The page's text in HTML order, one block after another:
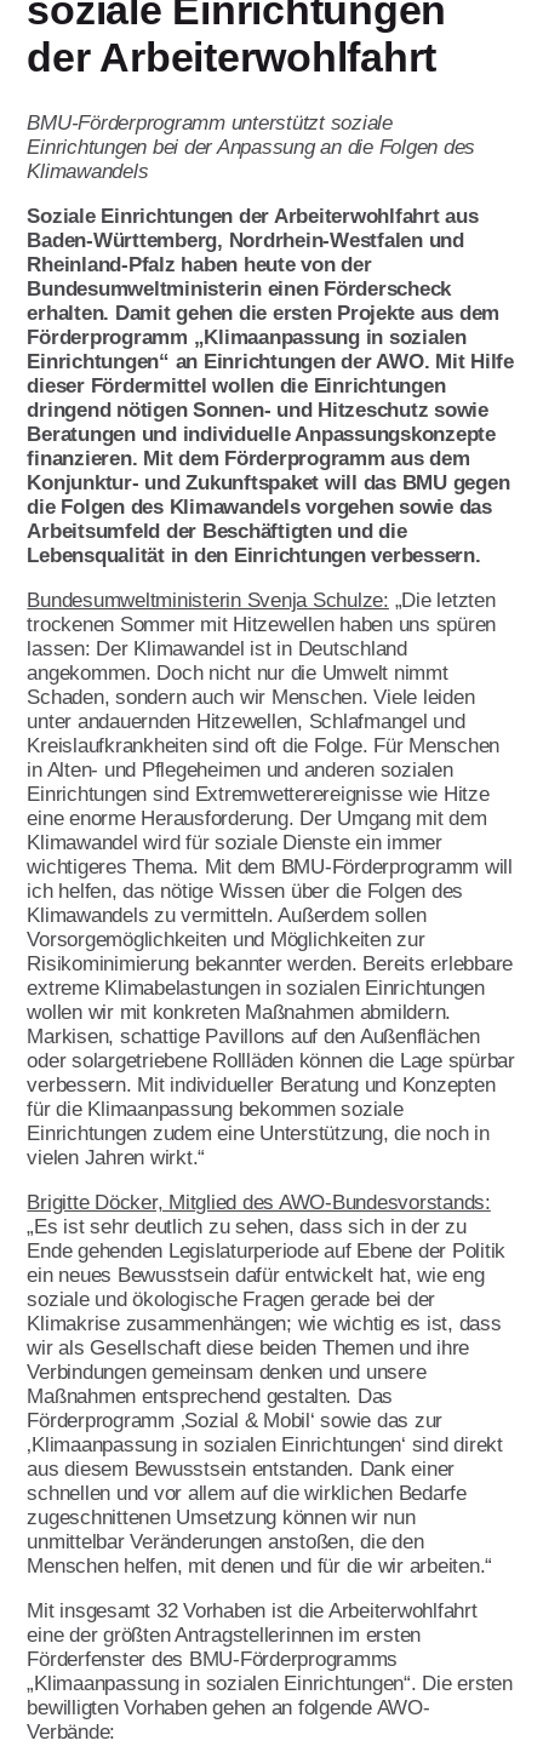
Qualitätsmanagement
Verbandsarbeit
Über uns
Initiative Transparente
Zivilgesellschaft
Verbandsinformationen
Vorstand
Grundsatzprogramm
Satzung
Leitbild
Werte
Statut & Satzung AWO
Bundesverband
AWO Unternehmenskodex
Beschlüsse Landeskonferenzen
Geschäftsstelle
Korporative Partner
Die AWO in Mecklenburg Vorpommern
Oft gefragt in Verband
Stellenangebote
Initiative Transparente Zivilgesellschaft
Ehrenamt
Geschäftsstelle
Kinder- und Jugendhilfe
Aktivitäten im Land
Ortsvereine
Kopiervorlagen
Lotte Lemke Engagement Preis
Download & Formulare
Presse
Marie macht's
Wir feiern 100 Jahre AWO
Armutsstudie
Ausstellung Gesichter der Armut
100 Menschen und jeder spielt eine
Hauptrolle
AWO gegen Rassismus
Intern
Kontakt
soziale Einrichtungen
der Arbeiterwohlfahrt
BMU-Förderprogramm unterstützt soziale
Einrichtungen bei der Anpassung an die Folgen des
Klimawandels
Soziale Einrichtungen der Arbeiterwohlfahrt aus
Baden-Württemberg, Nordrhein-Westfalen und
Rheinland-Pfalz haben heute von der
Bundesumweltministerin einen Förderscheck
erhalten. Damit gehen die ersten Projekte aus dem
Förderprogramm „Klimaanpassung in sozialen
Einrichtungen“ an Einrichtungen der AWO. Mit Hilfe
dieser Fördermittel wollen die Einrichtungen
dringend nötigen Sonnen- und Hitzeschutz sowie
Beratungen und individuelle Anpassungskonzepte
finanzieren. Mit dem Förderprogramm aus dem
Konjunktur- und Zukunftspaket will das BMU gegen
die Folgen des Klimawandels vorgehen sowie das
Arbeitsumfeld der Beschäftigten und die
Lebensqualität in den Einrichtungen verbessern.
Bundesumweltministerin Svenja Schulze: „Die letzten
trockenen Sommer mit Hitzewellen haben uns spüren
lassen: Der Klimawandel ist in Deutschland
angekommen. Doch nicht nur die Umwelt nimmt
Schaden, sondern auch wir Menschen. Viele leiden
unter andauernden Hitzewellen, Schlafmangel und
Kreislaufkrankheiten sind oft die Folge. Für Menschen
in Alten- und Pflegeheimen und anderen sozialen
Einrichtungen sind Extremwetterereignisse wie Hitze
eine enorme Herausforderung. Der Umgang mit dem
Klimawandel wird für soziale Dienste ein immer
wichtigeres Thema. Mit dem BMU-Förderprogramm will
ich helfen, das nötige Wissen über die Folgen des
Klimawandels zu vermitteln. Außerdem sollen
Vorsorgemöglichkeiten und Möglichkeiten zur
Risikominimierung bekannter werden. Bereits erlebbare
extreme Klimabelastungen in sozialen Einrichtungen
wollen wir mit konkreten Maßnahmen abmildern.
Markisen, schattige Pavillons auf den Außenflächen
oder solargetriebene Rollläden können die Lage spürbar
verbessern. Mit individueller Beratung und Konzepten
für die Klimaanpassung bekommen soziale
Einrichtungen zudem eine Unterstützung, die noch in
vielen Jahren wirkt.“
Brigitte Döcker, Mitglied des AWO-Bundesvorstands:
„Es ist sehr deutlich zu sehen, dass sich in der zu
Ende gehenden Legislaturperiode auf Ebene der Politik
ein neues Bewusstsein dafür entwickelt hat, wie eng
soziale und ökologische Fragen gerade bei der
Klimakrise zusammenhängen; wie wichtig es ist, dass
wir als Gesellschaft diese beiden Themen und ihre
Verbindungen gemeinsam denken und unsere
Maßnahmen entsprechend gestalten. Das
Förderprogramm ‚Sozial & Mobil‘ sowie das zur
‚Klimaanpassung in sozialen Einrichtungen‘ sind direkt
aus diesem Bewusstsein entstanden. Dank einer
schnellen und vor allem auf die wirklichen Bedarfe
zugeschnittenen Umsetzung können wir nun
unmittelbar Veränderungen anstoßen, die den
Menschen helfen, mit denen und für die wir arbeiten.“
Mit insgesamt 32 Vorhaben ist die Arbeiterwohlfahrt
eine der größten Antragstellerinnen im ersten
Förderfenster des BMU-Förderprogramms
„Klimaanpassung in sozialen Einrichtungen“. Die ersten
bewilligten Vorhaben gehen an folgende AWO-
Verbände: